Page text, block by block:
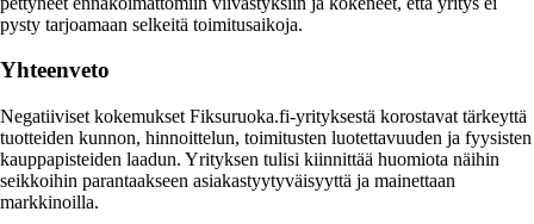
pysty tarjoamaan selkeitä toimitusaikoja.
Yhteenveto
Negatiiviset kokemukset Fiksuruoka.fi-yrityksestä korostavat tärkeyttä
tuotteiden kunnon, hinnoittelun, toimitusten luotettavuuden ja fyysisten
kauppapisteiden laadun. Yrityksen tulisi kiinnittää huomiota näihin
seikkoihin parantaakseen asiakastyytyväisyyttä ja mainettaan
markkinoilla.